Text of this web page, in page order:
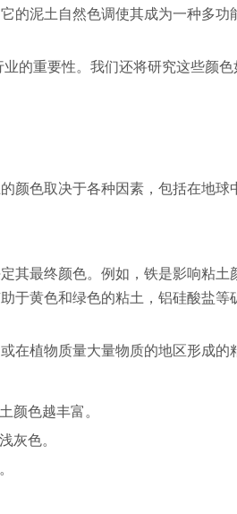
的泥土自然色调使其成为一种多
的重要性。我们还将研究这些颜
颜色取决于各种因素，包括在地
其最终颜色。例如，铁是影响粘
黄色和绿色的粘土，铝硅酸盐
植物质量大量物质的地区形成的
色越丰富。
色。